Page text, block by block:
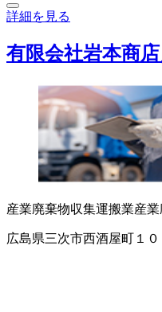
詳細を見る
有限会社岩本商
産業廃棄物収集運搬業産
広島県三次市西酒屋町１０